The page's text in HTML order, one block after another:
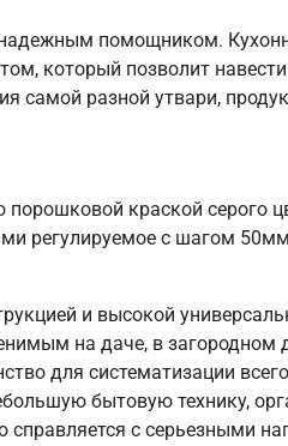
помощником.
который позволит
самой разной утвари,
порошковой краской серого
регулируемое с шагом
и высокой
на даче, в загородном
для систематизации
бытовую технику,
справляется с серьезными